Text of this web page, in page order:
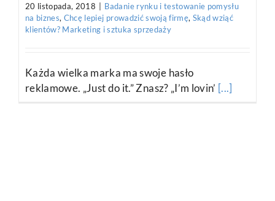
20 listopada, 2018
Badanie rynku i testowanie pomysłu
na biznes, Chcę lepiej prowadzić swoją firmę, Skąd wziąć
klientów? Marketing i sztuka sprzedaży
Każda wielka marka ma swoje hasło
reklamowe. „Just do it.” Znasz? „I’m lovin’ [...]